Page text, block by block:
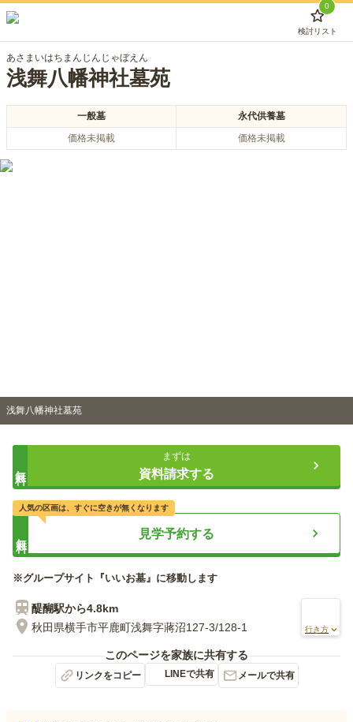
0
検討リスト
あさまいはちまんじんじゃぼえん
浅舞八幡神社墓苑
一般墓
永代供養墓
価格未掲載
価格未掲載
浅舞八幡神社墓苑
まずは
資料請求する
見学予約する
人気の区画は、すぐに空きが無くなります
※グループサイト『いいお墓』に移動します
醍醐駅から4.8km
秋田県横手市平鹿町浅舞字蔣沼127-3/128-1
行き方
このページを家族に共有する
リンクをコピー LINEで共有 メールで共有